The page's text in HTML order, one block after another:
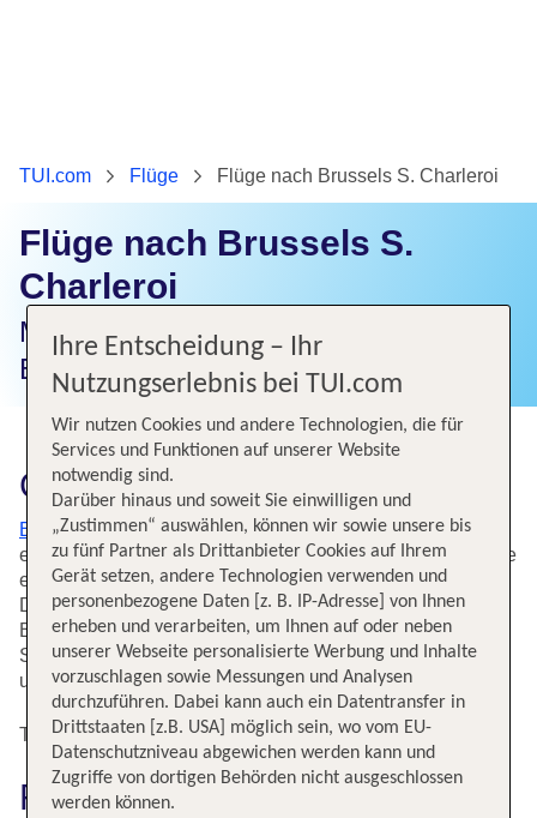
TUI.com Flüge Flüge nach Brussels S. Charleroi
Flüge nach Brussels S.
Charleroi
Mit TUI an die schönsten Ziele der
Erde fliegen.
Günstige Flüge nach Brüssel
Brüsselist nicht nur die Hauptstadt des Landes Belgien,
es gibt außerdem noch die Region Brüssel-Hauptstadt, die
eine der drei Regionen im belgischen Staatsaufbau ist.
Die Region Brüssel umfasst dabei komplett die Stadt
Brüssel, die mit rund 170.000 Einwohnern die fünftgrößte
Stadt Belgiens ist. Buche jetztgünstige Flügefür Brüssel
und lerne die kulturelle Vielfalt der Stadt kennen.
Top Flugangebote nach Charleroi
Flug nach Charleroi einfach
Ihre Entscheidung – Ihr
Nutzungserlebnis bei TUI.com
Wir nutzen Cookies und andere Technologien, die für
Services und Funktionen auf unserer Website
notwendig sind.
Darüber hinaus und soweit Sie einwilligen und
„Zustimmen“ auswählen, können wir sowie unsere bis
zu fünf Partner als Drittanbieter Cookies auf Ihrem
Gerät setzen, andere Technologien verwenden und
personenbezogene Daten [z. B. IP-Adresse] von Ihnen
erheben und verarbeiten, um Ihnen auf oder neben
unserer Webseite personalisierte Werbung und Inhalte
vorzuschlagen sowie Messungen und Analysen
durchzuführen. Dabei kann auch ein Datentransfer in
Drittstaaten [z.B. USA] möglich sein, wo vom EU-
Datenschutzniveau abgewichen werden kann und
Zugriffe von dortigen Behörden nicht ausgeschlossen
werden können.